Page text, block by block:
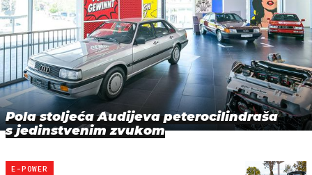
Pola stoljeća Audijeva peterocilindraša
s jedinstvenim zvukom
E-POWER